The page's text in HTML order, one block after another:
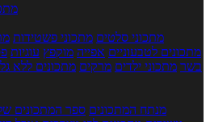
מתכוני סלטים מתכוני פשטידות
מתכונים לטבעוניים אפייה מוקפץ עוגיות
בשר מתכוני ילדים מרקים מתכונים ללא
מנתח המתכונים ספר המתכונים